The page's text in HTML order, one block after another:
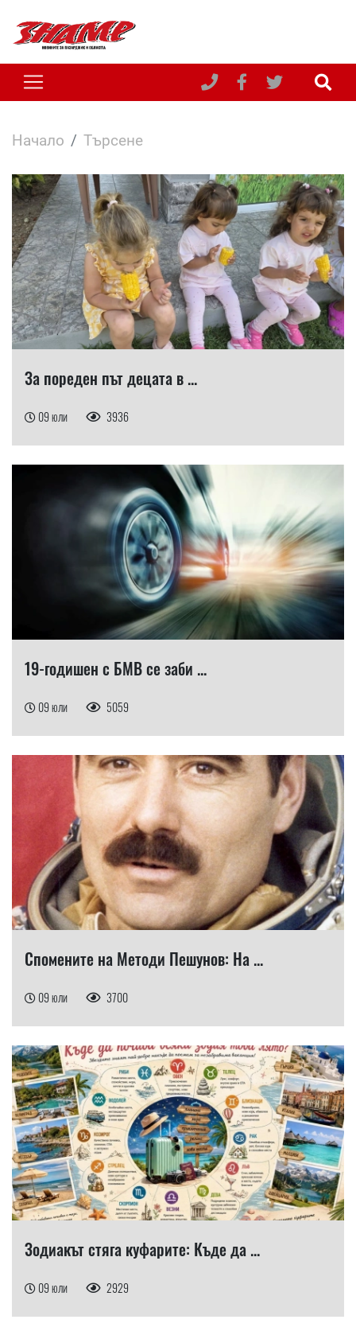
Начало Търсене
За пореден път децата в ...
09 юли 3936
19-годишен с БМВ се заби ...
09 юли 5059
Спомените на Методи Пешунов: На ...
09 юли 3700
Зодиакът стяга куфарите: Къде да ...
09 юли 2929